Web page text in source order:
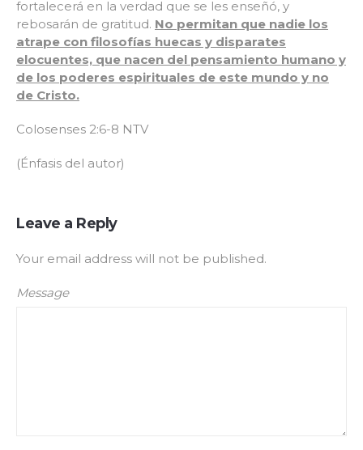
fortalecerá en la verdad que se les enseñó, y
rebosarán de gratitud. No permitan que nadie los
atrape con filosofías huecas y disparates
elocuentes, que nacen del pensamiento humano y
de los poderes espirituales de este mundo y no
de Cristo.
Colosenses 2:6-8 NTV
(Énfasis del autor)
Leave a Reply
Your email address will not be published.
Message